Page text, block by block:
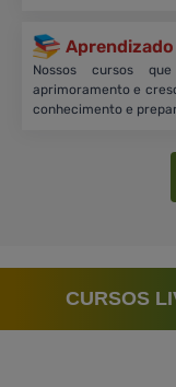
Aprendizado
Nossos cursos
aprimoramento e
conhecimento e
CURSOS